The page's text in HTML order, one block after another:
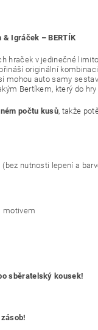
Igráček – BERTÍK
hraček v jedinečné
přináší originální
mohou auto samy
Bertíkem, který do
počtu kusů, takže
nutnosti lepení a
motivem
sběratelský kousek!